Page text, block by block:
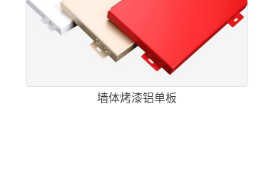
墙体烤漆铝单板